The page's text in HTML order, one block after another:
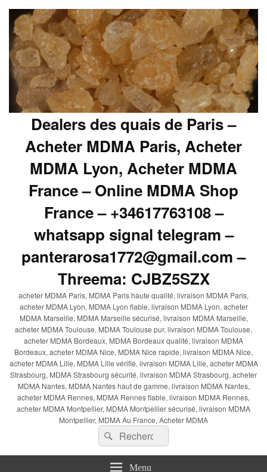
Dealers des quais de Paris –
Acheter MDMA Paris, Acheter
MDMA Lyon, Acheter MDMA
France – Online MDMA Shop
France – +34617763108 –
whatsapp signal telegram –
panterarosa1772@gmail.com –
Threema: CJBZ5SZX
acheter MDMA Paris, MDMA Paris haute qualité, livraison MDMA Paris,
acheter MDMA Lyon, MDMA Lyon fiable, livraison MDMA Lyon, acheter
MDMA Marseille, MDMA Marseille sécurisé, livraison MDMA Marseille,
acheter MDMA Toulouse, MDMA Toulouse pur, livraison MDMA Toulouse,
acheter MDMA Bordeaux, MDMA Bordeaux qualité, livraison MDMA
Bordeaux, acheter MDMA Nice, MDMA Nice rapide, livraison MDMA Nice,
acheter MDMA Lille, MDMA Lille vérifié, livraison MDMA Lille, acheter MDMA
Strasbourg, MDMA Strasbourg sécurité, livraison MDMA Strasbourg, acheter
MDMA Nantes, MDMA Nantes haut de gamme, livraison MDMA Nantes,
acheter MDMA Rennes, MDMA Rennes fiable, livraison MDMA Rennes,
acheter MDMA Montpellier, MDMA Montpellier sécurisé, livraison MDMA
Montpellier, MDMA Au France, Acheter MDMA
Recherche :
Rechercher
Menu